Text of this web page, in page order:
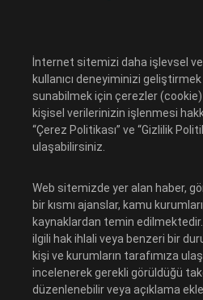
İnternet sitemizi daha işlevsel
kullanıcı deneyiminizi
sunabilmek için çerezler (cookie)
kişisel verilerinizin işlenmesi
“Çerez Politikası” ve “Gizlilik
ulaşabilirsiniz.
Web sitemizde yer alan haber,
bir kısmı ajanslar, kamu
kaynaklardan temin
ilgili hak ihlali veya benzeri bir
kişi ve kurumların tarafımıza
incelenerek gerekli görüldüğü
düzenlenebilir veya açıklama